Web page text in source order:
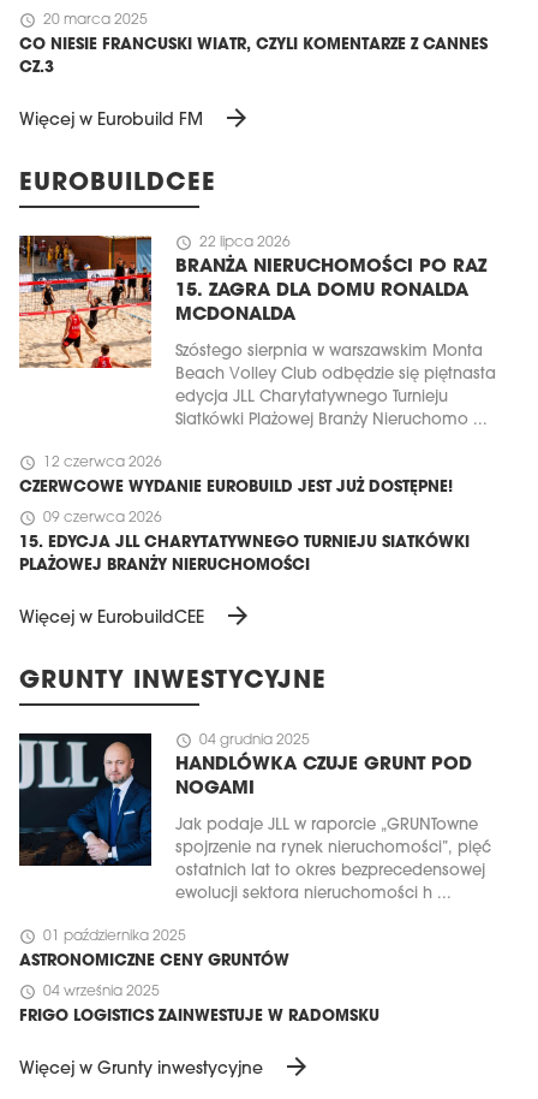
schedule 20 marca 2025
CO NIESIE FRANCUSKI WIATR, CZYLI KOMENTARZE Z CANNES
CZ.3
Więcej w Eurobuild FM arrow_forward
EUROBUILDCEE
schedule 22 lipca 2026
BRANŻA NIERUCHOMOŚCI PO RAZ
15. ZAGRA DLA DOMU RONALDA
MCDONALDA
Szóstego sierpnia w warszawskim Monta
Beach Volley Club odbędzie się piętnasta
edycja JLL Charytatywnego Turnieju
Siatkówki Plażowej Branży Nieruchomo ...
schedule 12 czerwca 2026
CZERWCOWE WYDANIE EUROBUILD JEST JUŻ DOSTĘPNE!
schedule 09 czerwca 2026
15. EDYCJA JLL CHARYTATYWNEGO TURNIEJU SIATKÓWKI
PLAŻOWEJ BRANŻY NIERUCHOMOŚCI
Więcej w EurobuildCEE arrow_forward
GRUNTY INWESTYCYJNE
schedule 04 grudnia 2025
HANDLÓWKA CZUJE GRUNT POD
NOGAMI
Jak podaje JLL w raporcie „GRUNTowne
spojrzenie na rynek nieruchomości”, pięć
ostatnich lat to okres bezprecedensowej
ewolucji sektora nieruchomości h ...
schedule 01 października 2025
ASTRONOMICZNE CENY GRUNTÓW
schedule 04 września 2025
FRIGO LOGISTICS ZAINWESTUJE W RADOMSKU
Więcej w Grunty inwestycyjne arrow_forward